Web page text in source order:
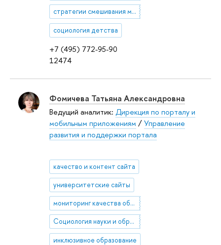
+7 (495) 772-95-90
12474
стратегии смешивания методов
социология детства
Фомичева Татьяна Александровна
Ведущий аналитик: Дирекция по порталу и
мобильным приложениям /Управление
развития и поддержки портала
качество и контент сайта
университетские сайты
мониторинг качества образования
Социология науки и образования
инклюзивное образование